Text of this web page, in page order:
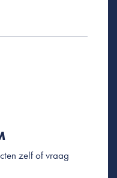
zelf of vraag